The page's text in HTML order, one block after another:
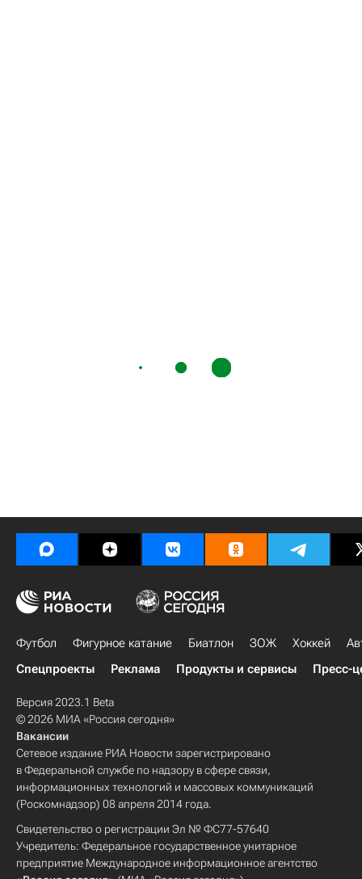
Футбол Фигурное катание Биатлон ЗОЖ Хоккей
Спецпроекты
Реклама Продукты и сервисы Пресс-
Версия 2023.1 Beta
© 2026 МИА «Россия сегодня»
Вакансии
Сетевое издание РИА Новости зарегистрировано
в Федеральной службе по надзору в сфере связи,
информационных технологий и массовых коммуникаций
(Роскомнадзор) 08 апреля 2014 года.
Свидетельство о регистрации Эл № ФС77-57640
Учредитель: Федеральное государственное унитарное
предприятие Международное информационное агентство